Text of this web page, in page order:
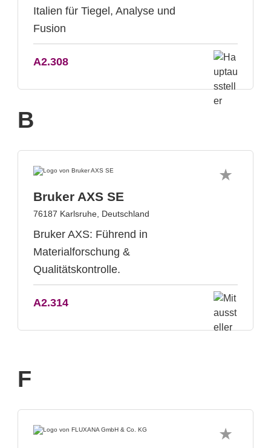
Italien für Tiegel, Analyse und
Fusion
A2.308
B
Bruker AXS SE
76187 Karlsruhe, Deutschland
Bruker AXS: Führend in
Materialforschung &
Qualitätskontrolle.
A2.314
F